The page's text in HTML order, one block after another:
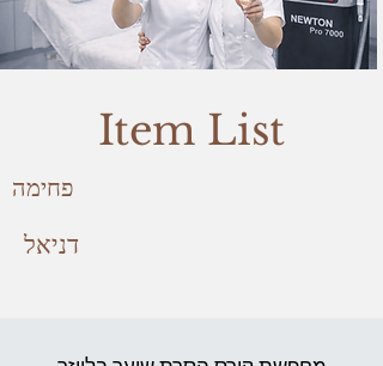
Item List
פחימה
דניאל